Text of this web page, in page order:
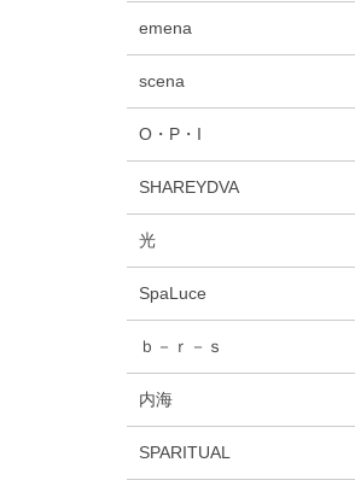
emena
scena
O・P・I
SHAREYDVA
光
SpaLuce
ｂ－ｒ－ｓ
内海
SPARITUAL